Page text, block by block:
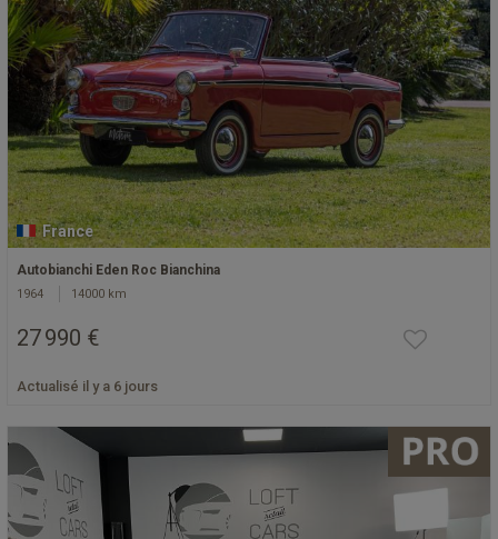
France
Autobianchi Eden Roc Bianchina
1964 14000 km
27 990 €
Actualisé il y a 6 jours